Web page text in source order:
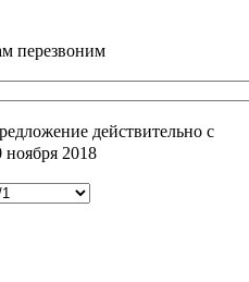
перезвоним
действительно с
ноября 2018